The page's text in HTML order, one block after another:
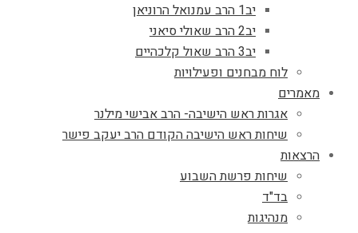
יב1 הרב עמנואל הרוניאן
יב2 הרב שאולי סיאני
יב3 הרב שאול קלכהיים
לוח מבחנים ופעילויות
מאמרים
אגרות ראש הישיבה- הרב אבישי מילנר
שיחות ראש הישיבה הקודם הרב יעקב פישר
הרצאות
שיחות פרשת השבוע
בד"ד
מנהיגות